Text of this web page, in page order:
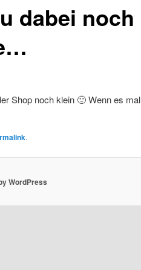
dabei noch
Shop noch klein 🙂 Wenn es mal
.
WordPress